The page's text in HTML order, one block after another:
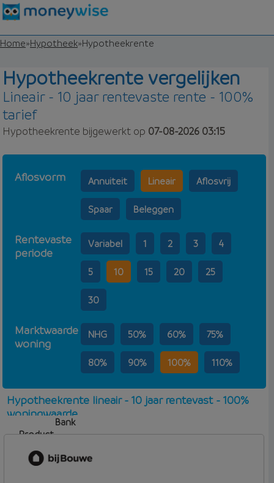
Home»Hypotheek»Hypotheekrente
Hypotheekrente vergelijken
Lineair - 10 jaar rentevaste rente - 100%
tarief
Hypotheekrente bijgewerkt op 07-08-2026 03:15
Aflosvorm Annuiteit Lineair Aflosvrij
Spaar Beleggen
Rentevaste
periode
Variabel 1 2 3 4
5 10 15 20 25
30
Marktwaarde
woning
NHG 50% 60% 75%
80% 90% 100% 110%
Hypotheekrente lineair - 10 jaar rentevast - 100%
woningwaarde
Bank
Product